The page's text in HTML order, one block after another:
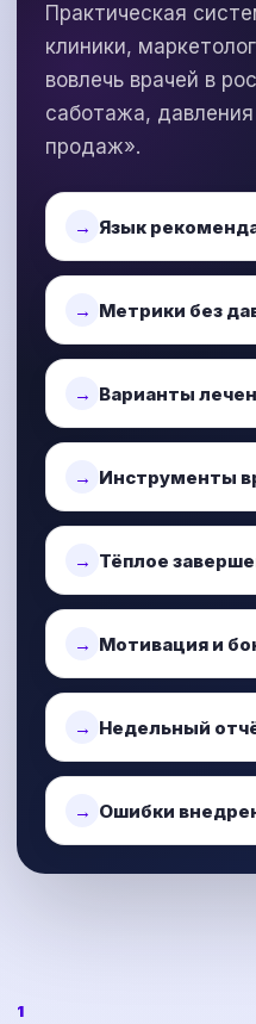
Практическая
клиники,
вовлечь врачей в
саботажа,
продаж».
Язык
Метрики без
Варианты
Инструменты
Тёплое
Мотивация и
Недельный
Ошибки
1